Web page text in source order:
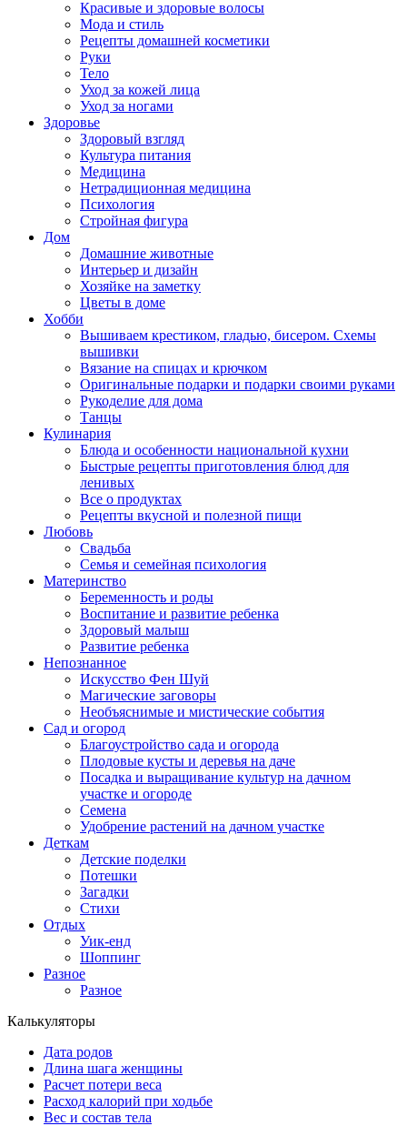
Красивые и здоровые волосы
Мода и стиль
Рецепты домашней косметики
Руки
Тело
Уход за кожей лица
Уход за ногами
Здоровье
Здоровый взгляд
Культура питания
Медицина
Нетрадиционная медицина
Психология
Стройная фигура
Дом
Домашние животные
Интерьер и дизайн
Хозяйке на заметку
Цветы в доме
Хобби
Вышиваем крестиком, гладью, бисером. Схемы
вышивки
Вязание на спицах и крючком
Оригинальные подарки и подарки своими руками
Рукоделие для дома
Танцы
Кулинария
Блюда и особенности национальной кухни
Быстрые рецепты приготовления блюд для
ленивых
Все о продуктах
Рецепты вкусной и полезной пищи
Любовь
Свадьба
Семья и семейная психология
Материнство
Беременность и роды
Воспитание и развитие ребенка
Здоровый малыш
Развитие ребенка
Непознанное
Искусство Фен Шуй
Магические заговоры
Необъяснимые и мистические события
Сад и огород
Благоустройство сада и огорода
Плодовые кусты и деревья на даче
Посадка и выращивание культур на дачном
участке и огороде
Семена
Удобрение растений на дачном участке
Деткам
Детские поделки
Потешки
Загадки
Стихи
Отдых
Уик-енд
Шоппинг
Разное
Разное
Калькуляторы
Дата родов
Длина шага женщины
Расчет потери веса
Расход калорий при ходьбе
Вес и состав тела